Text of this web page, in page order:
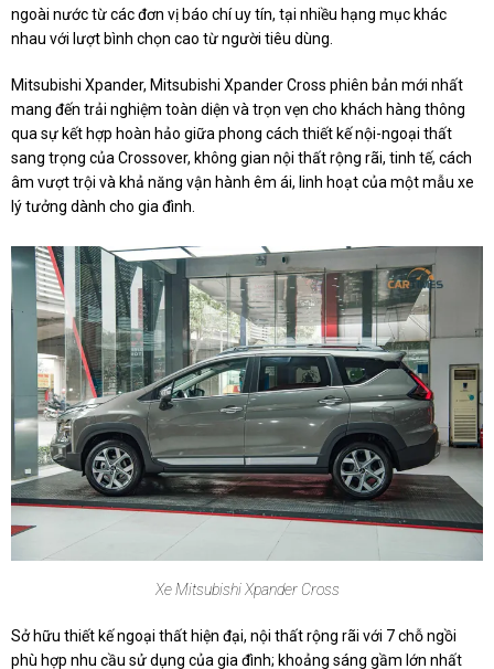
ngoài nước từ các đơn vị báo chí uy tín, tại nhiều hạng mục khác
nhau với lượt bình chọn cao từ người tiêu dùng.
Mitsubishi Xpander, Mitsubishi Xpander Cross phiên bản mới nhất
mang đến trải nghiệm toàn diện và trọn vẹn cho khách hàng thông
qua sự kết hợp hoàn hảo giữa phong cách thiết kế nội-ngoại thất
sang trọng của Crossover, không gian nội thất rộng rãi, tinh tế, cách
âm vượt trội và khả năng vận hành êm ái, linh hoạt của một mẫu xe
lý tưởng dành cho gia đình.
Xe Mitsubishi Xpander Cross
Sở hữu thiết kế ngoại thất hiện đại, nội thất rộng rãi với 7 chỗ ngồi
phù hợp nhu cầu sử dụng của gia đình; khoảng sáng gầm lớn nhất